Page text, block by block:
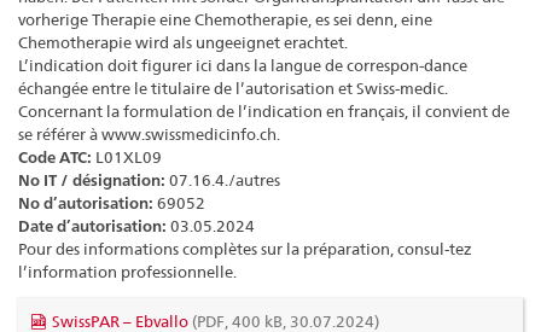
vorherige Therapie eine Chemotherapie, es sei denn, eine
Chemotherapie wird als ungeeignet erachtet.
L’indication doit figurer ici dans la langue de correspon-dance
échangée entre le titulaire de l’autorisation et Swiss-medic.
Concernant la formulation de l’indication en français, il convient de
se référer à www.swissmedicinfo.ch.
Code ATC: L01XL09
No IT / désignation: 07.16.4./autres
No d’autorisation: 69052
Date d’autorisation: 03.05.2024
Pour des informations complètes sur la préparation, consul-tez
l’information professionnelle.
SwissPAR – Ebvallo (PDF, 400 kB, 30.07.2024)